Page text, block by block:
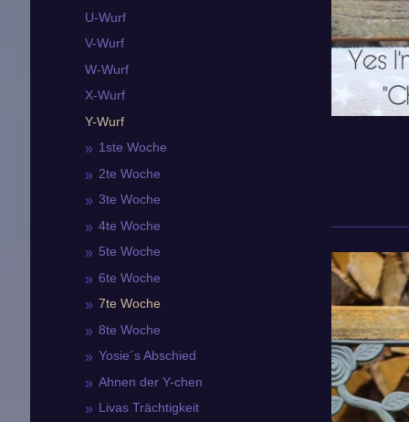
U-Wurf
V-Wurf
W-Wurf
X-Wurf
Y-Wurf
1ste Woche
2te Woche
3te Woche
4te Woche
5te Woche
6te Woche
7te Woche
8te Woche
Yosie´s Abschied
Ahnen der Y-chen
Livas Trächtigkeit